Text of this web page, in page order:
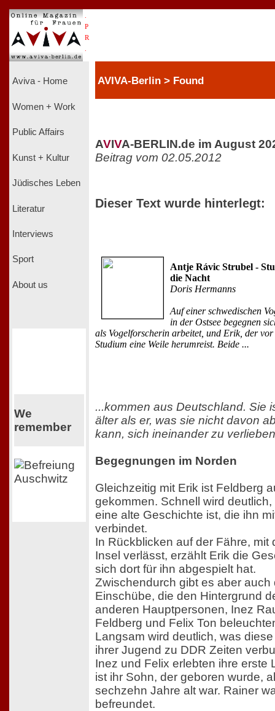
P
R
Aviva - Home
Women + Work
Public Affairs
Kunst + Kultur
Jüdisches Leben
Literatur
Interviews
Sport
About us
We
remember
AVIVA-Berlin > Found
AVIVA-BERLIN.de im August
Beitrag vom 02.05.2012
Dieser Text wurde hinterlegt:
Antje Rávic Strubel -
die Nacht
Doris Hermanns
Auf einer schwedischen
in der Ostsee begegnen
als Vogelforscherin arbeitet, und Erik, der vor
Studium eine Weile herumreist. Beide ...
...kommen aus Deutschland. Sie
älter als er, was sie nicht davon
kann, sich ineinander zu
Begegnungen im Norden
Gleichzeitig mit Erik ist Feldberg
gekommen. Schnell wird
eine alte Geschichte ist, die ihn
verbindet.
In Rückblicken auf der Fähre, mit
Insel verlässt, erzählt Erik die
sich dort für ihn abgespielt hat.
Zwischendurch gibt es aber auch
Einschübe, die den Hintergrund
anderen Hauptpersonen, Inez
Feldberg und Felix Ton
Langsam wird deutlich, was
ihrer Jugend zu DDR Zeiten
Inez und Felix erlebten ihre erste
ist ihr Sohn, der geboren wurde,
sechzehn Jahre alt war. Rainer
befreundet.